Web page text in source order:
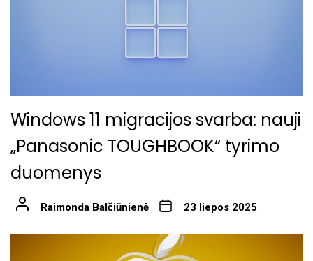
Windows 11 migracijos svarba: nauji
„Panasonic TOUGHBOOK“ tyrimo
duomenys
Raimonda Balčiūnienė 23 liepos 2025